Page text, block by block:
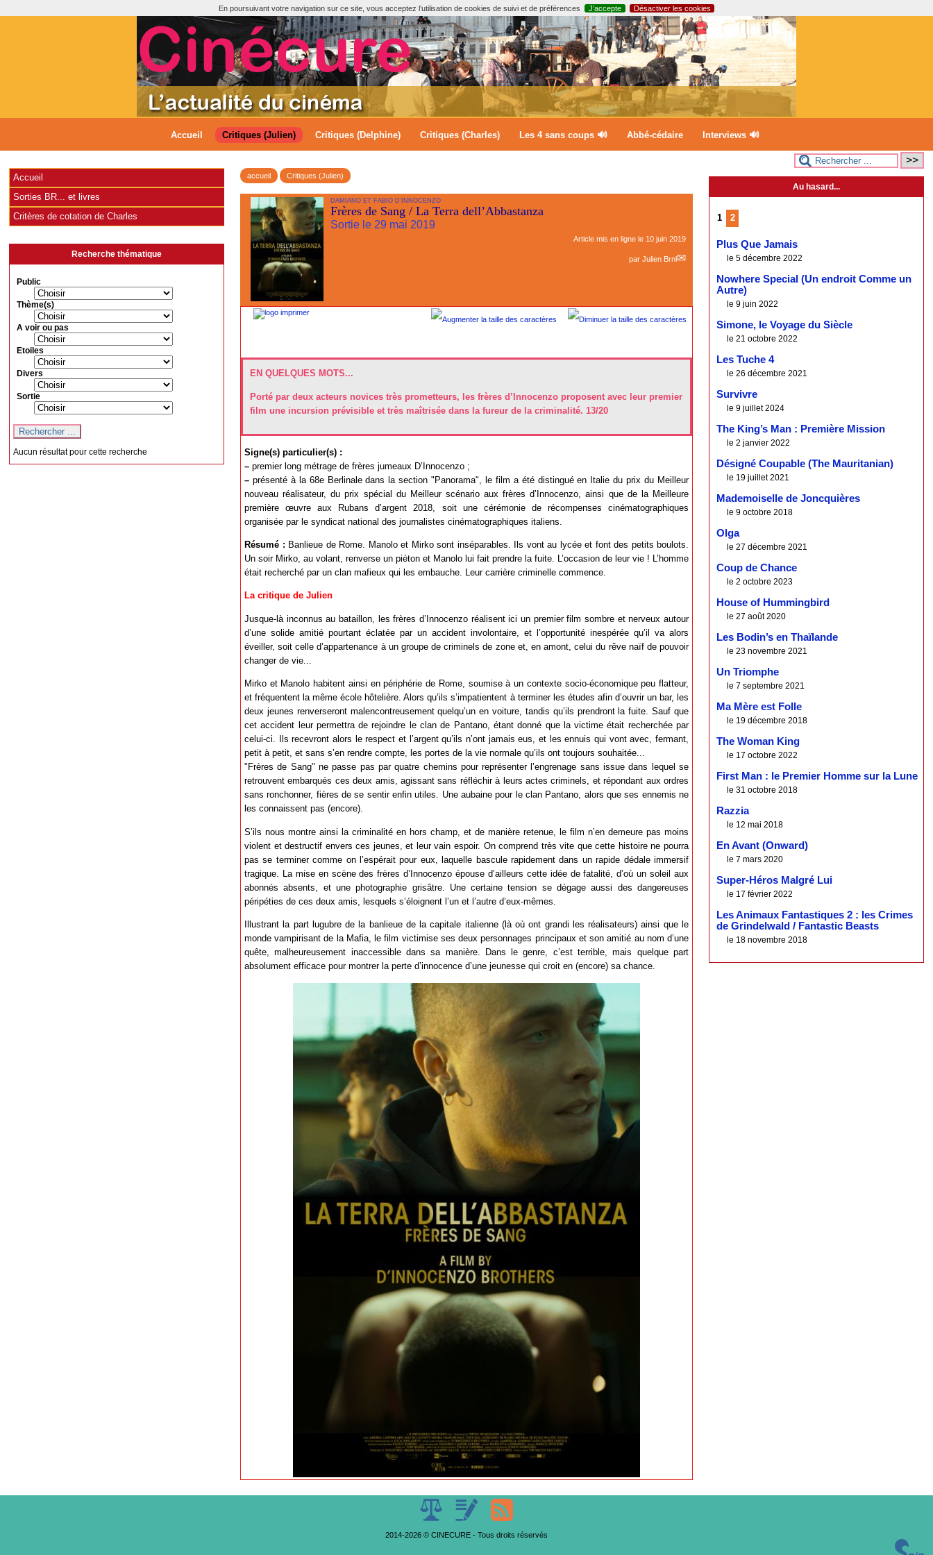
En poursuivant votre navigation sur ce site, vous acceptez l’utilisation de cookies de suivi et de préférences J’accepte Désactiver les cookies
Accueil Critiques (Julien) Critiques (Delphine) Critiques (Charles) Les 4 sans coups 🔊 Abbé-cédaire Interviews 🔊
accueil Critiques (Julien)
DAMIANO ET FABIO D’INNOCENZO
Frères de Sang / La Terra dell’Abbastanza
Sortie le 29 mai 2019
Article mis en ligne le 10 juin 2019
par Julien Brnl
EN QUELQUES MOTS...
Porté par deux acteurs novices très prometteurs, les frères d’Innocenzo proposent avec leur premier
film une incursion prévisible et très maîtrisée dans la fureur de la criminalité. 13/20
Signe(s) particulier(s) :
– premier long métrage de frères jumeaux D’Innocenzo ;
– présenté à la 68e Berlinale dans la section "Panorama", le film a été distingué en Italie du prix du Meilleur
nouveau réalisateur, du prix spécial du Meilleur scénario aux frères d’Innocenzo, ainsi que de la Meilleure
première œuvre aux Rubans d’argent 2018, soit une cérémonie de récompenses cinématographiques
organisée par le syndicat national des journalistes cinématographiques italiens.
Résumé : Banlieue de Rome. Manolo et Mirko sont inséparables. Ils vont au lycée et font des petits boulots.
Un soir Mirko, au volant, renverse un piéton et Manolo lui fait prendre la fuite. L’occasion de leur vie ! L’homme
était recherché par un clan mafieux qui les embauche. Leur carrière criminelle commence.
La critique de Julien
Jusque-là inconnus au bataillon, les frères d’Innocenzo réalisent ici un premier film sombre et nerveux autour
d’une solide amitié pourtant éclatée par un accident involontaire, et l’opportunité inespérée qu’il va alors
éveiller, soit celle d’appartenance à un groupe de criminels de zone et, en amont, celui du rêve naïf de pouvoir
changer de vie...
Mirko et Manolo habitent ainsi en périphérie de Rome, soumise à un contexte socio-économique peu flatteur,
et fréquentent la même école hôtelière. Alors qu’ils s’impatientent à terminer les études afin d’ouvrir un bar, les
deux jeunes renverseront malencontreusement quelqu’un en voiture, tandis qu’ils prendront la fuite. Sauf que
cet accident leur permettra de rejoindre le clan de Pantano, étant donné que la victime était recherchée par
celui-ci. Ils recevront alors le respect et l’argent qu’ils n’ont jamais eus, et les ennuis qui vont avec, fermant,
petit à petit, et sans s’en rendre compte, les portes de la vie normale qu’ils ont toujours souhaitée...
"Frères de Sang" ne passe pas par quatre chemins pour représenter l’engrenage sans issue dans lequel se
retrouvent embarqués ces deux amis, agissant sans réfléchir à leurs actes criminels, et répondant aux ordres
sans ronchonner, fières de se sentir enfin utiles. Une aubaine pour le clan Pantano, alors que ses ennemis ne
les connaissent pas (encore).
S’ils nous montre ainsi la criminalité en hors champ, et de manière retenue, le film n’en demeure pas moins
violent et destructif envers ces jeunes, et leur vain espoir. On comprend très vite que cette histoire ne pourra
pas se terminer comme on l’espérait pour eux, laquelle bascule rapidement dans un rapide dédale immersif
tragique. La mise en scène des frères d’Innocenzo épouse d’ailleurs cette idée de fatalité, d’où un soleil aux
abonnés absents, et une photographie grisâtre. Une certaine tension se dégage aussi des dangereuses
péripéties de ces deux amis, lesquels s’éloignent l’un et l’autre d’eux-mêmes.
Illustrant la part lugubre de la banlieue de la capitale italienne (là où ont grandi les réalisateurs) ainsi que le
monde vampirisant de la Mafia, le film victimise ses deux personnages principaux et son amitié au nom d’une
quête, malheureusement inaccessible dans sa manière. Dans le genre, c’est terrible, mais quelque part
absolument efficace pour montrer la perte d’innocence d’une jeunesse qui croit en (encore) sa chance.
Accueil
Sorties BR... et livres
Critères de cotation de Charles
Recherche thématique
Public
Thème(s)
A voir ou pas
Etoiles
Divers
Sortie
Aucun résultat pour cette recherche
Au hasard...
1 2
Plus Que Jamais
le 5 décembre 2022
Nowhere Special (Un endroit Comme un
Autre)
le 9 juin 2022
Simone, le Voyage du Siècle
le 21 octobre 2022
Les Tuche 4
le 26 décembre 2021
Survivre
le 9 juillet 2024
The King’s Man : Première Mission
le 2 janvier 2022
Désigné Coupable (The Mauritanian)
le 19 juillet 2021
Mademoiselle de Joncquières
le 9 octobre 2018
Olga
le 27 décembre 2021
Coup de Chance
le 2 octobre 2023
House of Hummingbird
le 27 août 2020
Les Bodin’s en Thaïlande
le 23 novembre 2021
Un Triomphe
le 7 septembre 2021
Ma Mère est Folle
le 19 décembre 2018
The Woman King
le 17 octobre 2022
First Man : le Premier Homme sur la Lune
le 31 octobre 2018
Razzia
le 12 mai 2018
En Avant (Onward)
le 7 mars 2020
Super-Héros Malgré Lui
le 17 février 2022
Les Animaux Fantastiques 2 : les Crimes
de Grindelwald / Fantastic Beasts
le 18 novembre 2018
2014-2026 © CINECURE - Tous droits réservés